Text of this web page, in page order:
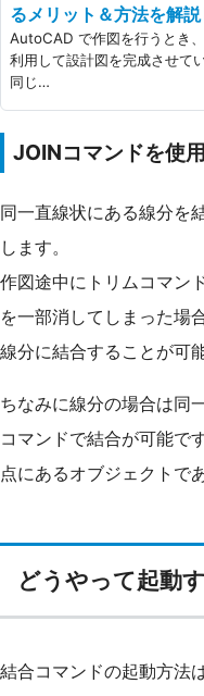
るメリット＆方法を解
AutoCAD で作図を行うとき
利用して設計図を完成させて
同じ…
JOINコマンドを使
同一直線状にある線分を
します。
作図途中にトリムコマン
を一部消してしまった場
線分に結合することが可
ちなみに線分の場合は同
コマンドで結合が可能で
点にあるオブジェクトで
どうやって起動
結合コマンドの起動方法